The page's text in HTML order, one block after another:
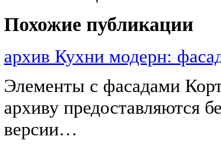
Похожие публикации
архив Кухни модерн:
Элементы с фасадами
архиву предоставляются
версии…